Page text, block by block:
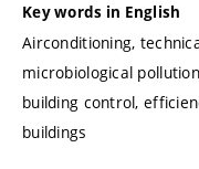
Key words in English
Airconditioning,
microbiological
building control,
buildings